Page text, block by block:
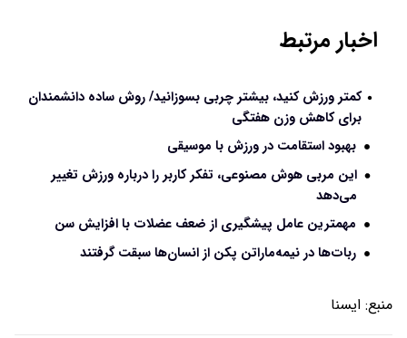
اخبار مرتبط
کمتر ورزش کنید، بیشتر چربی بسوزانید/ روش ساده دانشمندان
برای کاهش وزن هفتگی
بهبود استقامت در ورزش با موسیقی
این مربی هوش مصنوعی، تفکر کاربر را درباره ورزش تغییر
می‌دهد
مهمترین عامل پیشگیری از ضعف عضلات با افزایش سن
ربات‌ها در نیمه‌ماراتن پکن از انسان‌ها سبقت گرفتند
منبع: ايسنا